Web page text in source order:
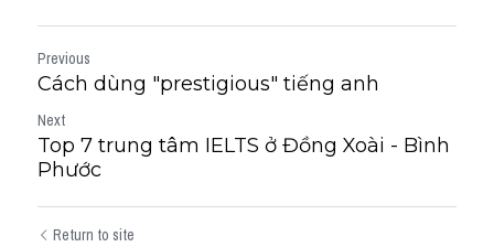
Previous
Cách dùng "prestigious" tiếng anh
Next
Top 7 trung tâm IELTS ở Đồng Xoài - Bình
Phước
Return to site